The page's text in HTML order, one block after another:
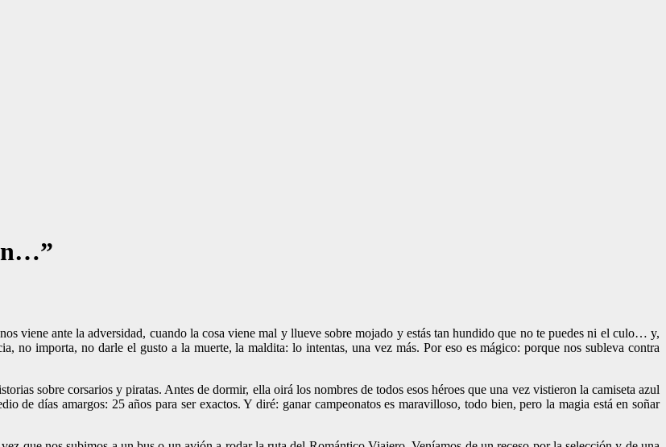
viene ante la adversidad, cuando la cosa viene mal y llueve sobre mojado y estás tan hundido que no te puedes ni el culo… y,
no importa, no darle el gusto a la muerte, la maldita: lo intentas, una vez más. Por eso es mágico: porque nos subleva contra
sobre corsarios y piratas. Antes de dormir, ella oirá los nombres de todos esos héroes que una vez vistieron la camiseta azul
de días amargos: 25 años para ser exactos. Y diré: ganar campeonatos es maravilloso, todo bien, pero la magia está en soñar